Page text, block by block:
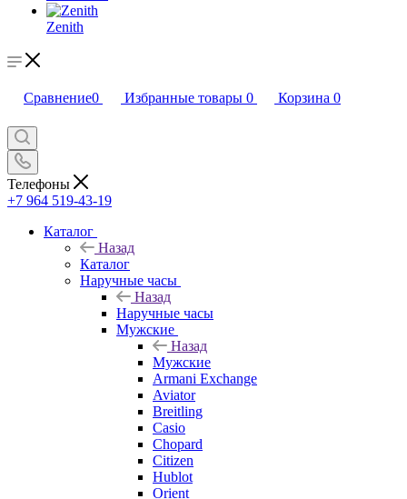
Zenith
Сравнение0 Избранные товары 0 Корзина 0
Телефоны
+7 964 519-43-19
Каталог
Назад
Каталог
Наручные часы
Назад
Наручные часы
Мужские
Назад
Мужские
Armani Exchange
Aviator
Breitling
Casio
Chopard
Citizen
Hublot
Orient